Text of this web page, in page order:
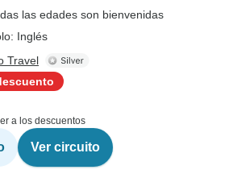
las edades son bienvenidas
Inglés
Travel
a los descuentos
Ver circuito